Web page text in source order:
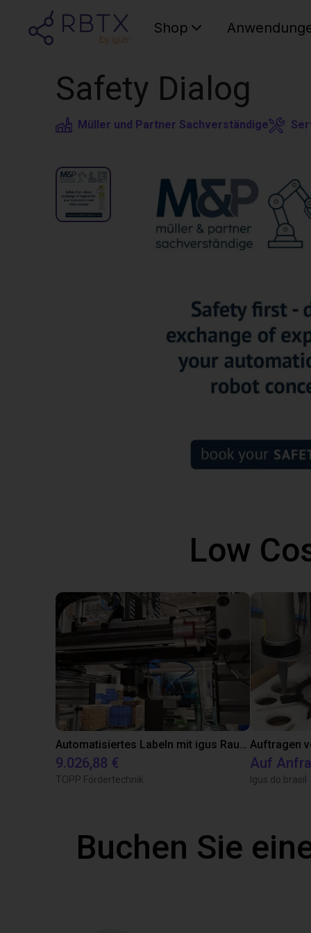
Shop
Safety Dialog
Müller und Partner Sachverständige
Low
Automatisiertes Labeln mit igus Raumpotal Roboter
9.026,88 €
TOPP Fördertechnik
Auftragen
Auf
Igus do brasil
Buchen Sie